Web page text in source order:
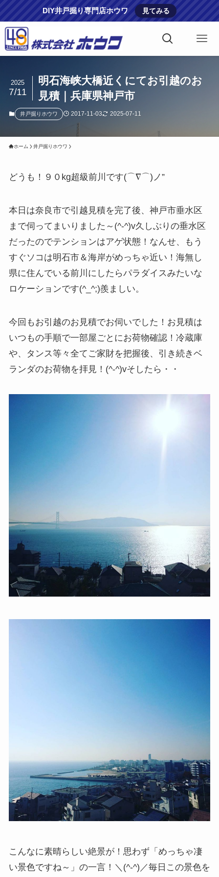
DIY井戸掘り専門店ホウワ 見てみる
明石海峡大橋近くにてお引越のお
見積｜兵庫県神戸市
2025
7/11
井戸掘りホウワ 2017-11-03 2025-07-11
ホーム 井戸掘りホウワ
どうも！９０kg超級前川です(⌒∇⌒)ノ”
本日は奈良市で引越見積を完了後、神戸市垂水区
まで伺ってまいりました～(^-^)v久しぶりの垂水区
だったのでテンションはアゲ状態！なんせ、もう
すぐソコは明石市＆海岸がめっちゃ近い！海無し
県に住んでいる前川にしたらパラダイスみたいな
ロケーションです(^_^;)羨ましい。
今回もお引越のお見積でお伺いでした！お見積は
いつもの手順で一部屋ごとにお荷物確認！冷蔵庫
や、タンス等々全てご家財を把握後、引き続きベ
ランダのお荷物を拝見！(^-^)vそしたら・・
こんなに素晴らしい絶景が！思わず「めっちゃ凄
い景色ですね～」の一言！＼(^-^)／毎日この景色を